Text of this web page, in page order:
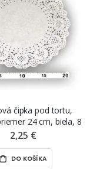
čipka pod tortu,
24 cm, biela, 8
ks
2,25 €
DO KOŠÍKA